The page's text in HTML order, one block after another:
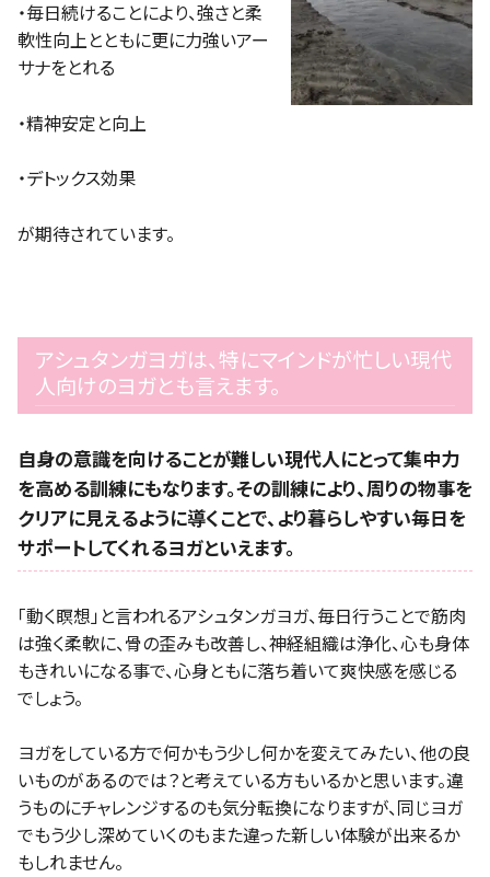
・毎日続けることにより、強さと柔
軟性向上とともに更に力強いアー
サナをとれる
・精神安定と向上
・デトックス効果
が期待されています。
アシュタンガヨガは、特にマインドが忙しい現代
人向けのヨガとも言えます。
自身の意識を向けることが難しい現代人にとって集中力
を高める訓練にもなります。その訓練により、周りの物事を
クリアに見えるように導くことで、より暮らしやすい毎日を
サポートしてくれるヨガといえます。
「動く瞑想」と言われるアシュタンガヨガ、毎日行うことで筋肉
は強く柔軟に、骨の歪みも改善し、神経組織は浄化、心も身体
もきれいになる事で、心身ともに落ち着いて爽快感を感じる
でしょう。
ヨガをしている方で何かもう少し何かを変えてみたい、他の良
いものがあるのでは？と考えている方もいるかと思います。違
うものにチャレンジするのも気分転換になりますが、同じヨガ
でもう少し深めていくのもまた違った新しい体験が出来るか
もしれません。